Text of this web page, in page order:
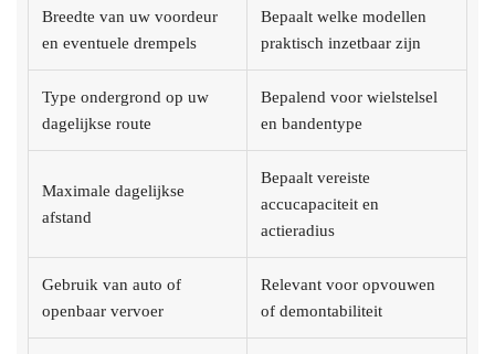
Breedte van uw voordeur
en eventuele drempels
Bepaalt welke modellen
praktisch inzetbaar zijn
Type ondergrond op uw
dagelijkse route
Bepalend voor wielstelsel
en bandentype
Maximale dagelijkse
afstand
Bepaalt vereiste
accucapaciteit en
actieradius
Gebruik van auto of
openbaar vervoer
Relevant voor opvouwen
of demontabiliteit